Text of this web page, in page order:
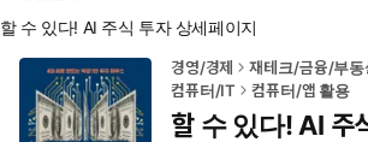
홈
로
이
동
할 수 있다! AI 주식 투자 상세페이지
경영/경제
재테크/금융/부동
컴퓨터/IT
컴퓨터/앱 활용
할 수 있다! AI 주